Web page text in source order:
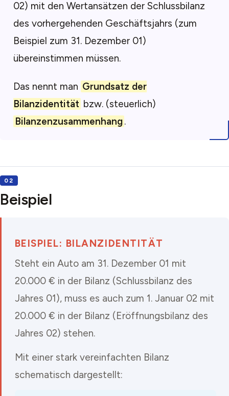
02) mit den Wertansätzen der Schlussbilanz
des vorhergehenden Geschäftsjahrs (zum
Beispiel zum 31. Dezember 01)
übereinstimmen müssen.
Das nennt man Grundsatz der
Bilanzidentität bzw. (steuerlich)
Bilanzenzusammenhang.
Beispiel
BEISPIEL: BILANZIDENTITÄT
Steht ein Auto am 31. Dezember 01 mit
20.000 € in der Bilanz (Schlussbilanz des
Jahres 01), muss es auch zum 1. Januar 02 mit
20.000 € in der Bilanz (Eröffnungsbilanz des
Jahres 02) stehen.
Mit einer stark vereinfachten Bilanz
schematisch dargestellt: